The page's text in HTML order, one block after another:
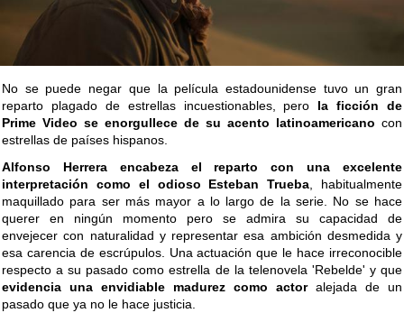
No se puede negar que la película estadounidense tuvo un gran
reparto plagado de estrellas incuestionables, pero la ficción de
Prime Video se enorgullece de su acento latinoamericano con
estrellas de países hispanos.
Alfonso Herrera encabeza el reparto con una excelente
interpretación como el odioso Esteban Trueba , habitualmente
maquillado para ser más mayor a lo largo de la serie. No se hace
querer en ningún momento pero se admira su capacidad de
envejecer con naturalidad y representar esa ambición desmedida y
esa carencia de escrúpulos. Una actuación que le hace irreconocible
respecto a su pasado como estrella de la telenovela 'Rebelde' y que
evidencia una envidiable madurez como actoralejada de un
pasado que ya no le hace justicia.